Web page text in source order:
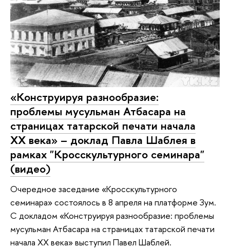
«Конструируя разнообразие:
проблемы мусульман Атбасара на
страницах татарской печати начала
ХХ века» – доклад Павла Шаблея в
рамках "Кросскультурного семинара"
(видео)
Очередное заседание «Кросскультурного
семинара» состоялось в 8 апреля на платформе Зум.
С докладом «Конструируя разнообразие: проблемы
мусульман Атбасара на страницах татарской печати
начала ХХ века» выступил Павел Шаблей.